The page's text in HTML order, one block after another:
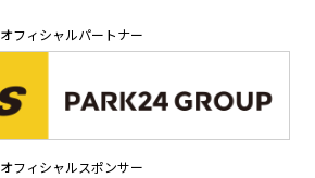
オフィシャルパートナー
オフィシャルスポンサー